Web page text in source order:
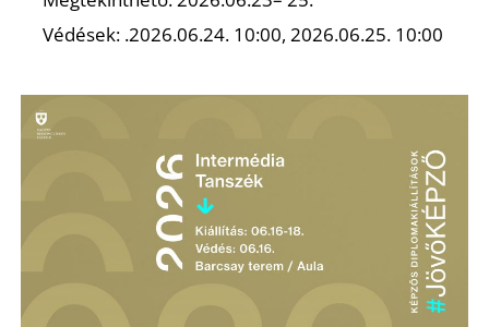
Védések: .2026.06.24. 10:00, 2026.06.25. 10:00